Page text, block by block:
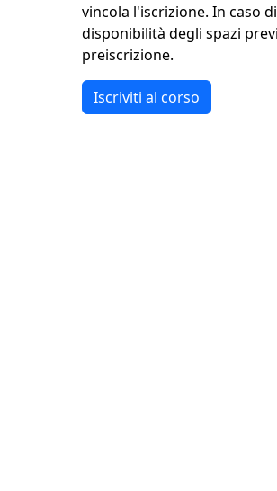
vincola l'iscrizione. In caso
disponibilità degli spazi
preiscrizione.
Iscriviti al corso